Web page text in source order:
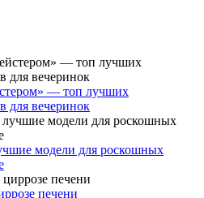
— топ лучших
для вечеринок
модели для роскошных
печени